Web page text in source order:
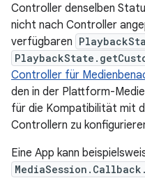
Controller denselben
nicht nach Controller
verfügbaren
Controller für
den in der Plattform-
für die Kompatibilität mit
Controllern zu
Eine App kann